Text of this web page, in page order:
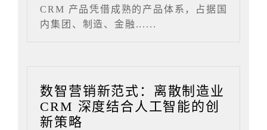
CRM 产品凭借成熟的产品体系，占据国
内集团、制造、金融......
数智营销新范式：离散制造业
CRM 深度结合人工智能的创
新策略